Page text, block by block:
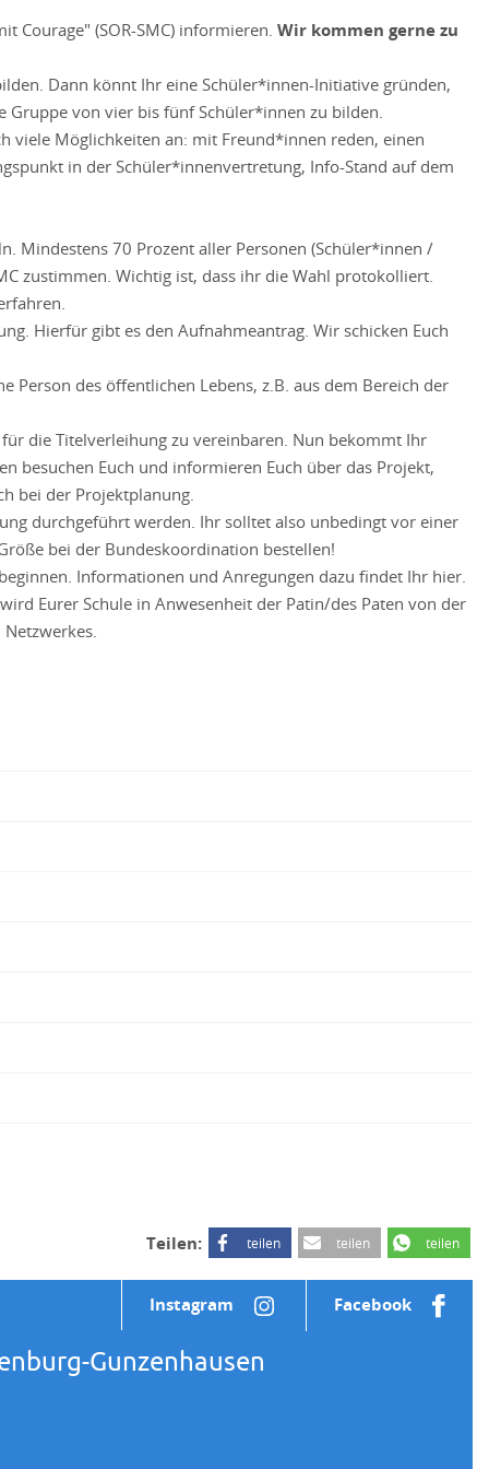
Courage" (SOR-SMC) informieren. Wir kommen gerne zu
Dann könnt Ihr eine Schüler*innen-Initiative gründen,
Gruppe von vier bis fünf Schüler*innen zu bilden.
viele Möglichkeiten an: mit Freund*innen reden, einen
in der Schüler*innenvertretung, Info-Stand auf dem
Mindestens 70 Prozent aller Personen (Schüler*innen /
zustimmen. Wichtig ist, dass ihr die Wahl protokolliert.
Hierfür gibt es den Aufnahmeantrag. Wir schicken Euch
Person des öffentlichen Lebens, z.B. aus dem Bereich der
die Titelverleihung zu vereinbaren. Nun bekommt Ihr
besuchen Euch und informieren Euch über das Projekt,
bei der Projektplanung.
durchgeführt werden. Ihr solltet also unbedingt vor einer
bei der Bundeskoordination bestellen!
Informationen und Anregungen dazu findet Ihr hier.
Eurer Schule in Anwesenheit der Patin/des Paten von der
Teilen: teilen teilen teilen
Instagram Facebook
Gunzenhausen